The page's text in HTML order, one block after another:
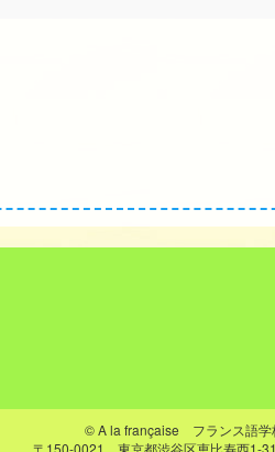
© A la française フランス語学
〒150-0021 東京都渋谷区恵比寿西1-